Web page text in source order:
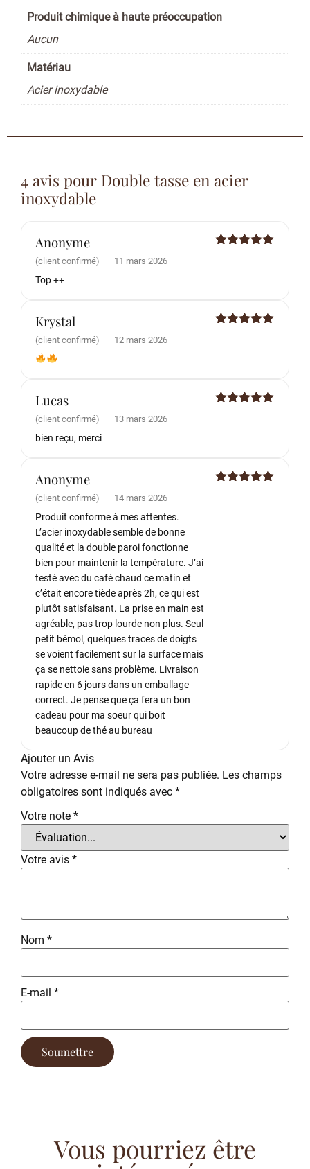
Produit chimique à haute préoccupation
Aucun
Matériau
Acier inoxydable
4 avis pour Double tasse en acier
inoxydable
Anonyme
(client confirmé) – 11 mars 2026
Top ++
Krystal
(client confirmé) – 12 mars 2026
Lucas
(client confirmé) – 13 mars 2026
bien reçu, merci
Anonyme
(client confirmé) – 14 mars 2026
Produit conforme à mes attentes.
L’acier inoxydable semble de bonne
qualité et la double paroi fonctionne
bien pour maintenir la température. J’ai
testé avec du café chaud ce matin et
c’était encore tiède après 2h, ce qui est
plutôt satisfaisant. La prise en main est
agréable, pas trop lourde non plus. Seul
petit bémol, quelques traces de doigts
se voient facilement sur la surface mais
ça se nettoie sans problème. Livraison
rapide en 6 jours dans un emballage
correct. Je pense que ça fera un bon
cadeau pour ma soeur qui boit
beaucoup de thé au bureau
Ajouter un Avis
Votre adresse e-mail ne sera pas publiée. Les champs
obligatoires sont indiqués avec *
Votre note *
Votre avis *
Nom *
E-mail *
Vous pourriez être